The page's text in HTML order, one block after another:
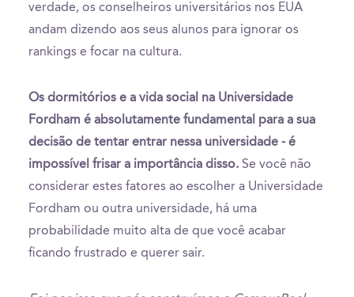
verdade, os conselheiros universitários nos EUA
andam dizendo aos seus alunos para ignorar os
rankings e focar na cultura.
Os dormitórios e a vida social na Universidade
Fordham é absolutamente fundamental para a sua
decisão de tentar entrar nessa universidade - é
impossível frisar a importância disso. Se você não
considerar estes fatores ao escolher a Universidade
Fordham ou outra universidade, há uma
probabilidade muito alta de que você acabar
ficando frustrado e querer sair.